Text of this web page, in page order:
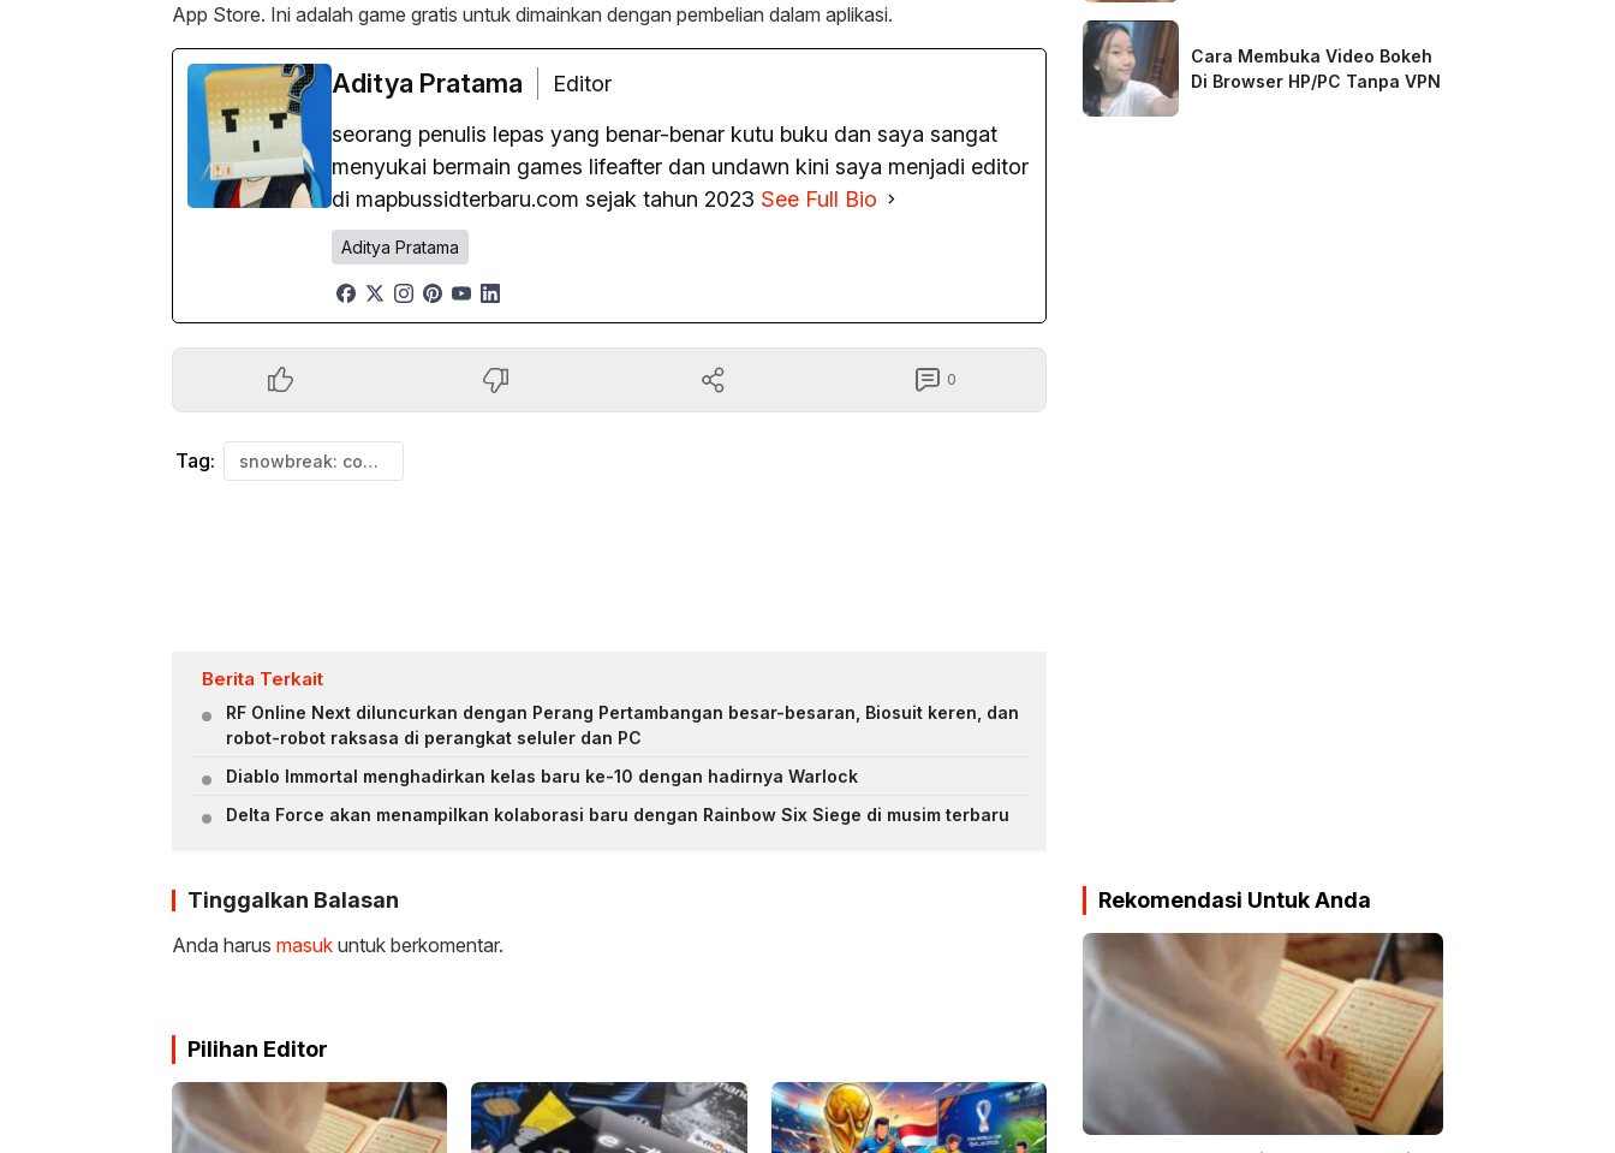
App Store. Ini adalah game gratis untuk dimainkan dengan pembelian dalam aplikasi.
Aditya Pratama
Editor
seorang penulis lepas yang benar-benar kutu buku dan saya sangat
menyukai bermain games lifeafter dan undawn kini saya menjadi editor
di mapbussidterbaru.com sejak tahun 2023 See Full Bio
Aditya Pratama
0
Tag: snowbreak: containment zone
Berita Terkait
RF Online Next diluncurkan dengan Perang Pertambangan besar-besaran, Biosuit keren, dan
robot-robot raksasa di perangkat seluler dan PC
Diablo Immortal menghadirkan kelas baru ke-10 dengan hadirnya Warlock
Delta Force akan menampilkan kolaborasi baru dengan Rainbow Six Siege di musim terbaru
Tinggalkan Balasan
Anda harus masuk untuk berkomentar.
Pilihan Editor
Cara Membuka Video Bokeh
Di Browser HP/PC Tanpa VPN
Rekomendasi Untuk Anda